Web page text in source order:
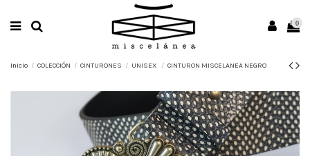
0
Inicio COLECCIÓN CINTURONES UNISEX CINTURON MISCELANEA NEGRO